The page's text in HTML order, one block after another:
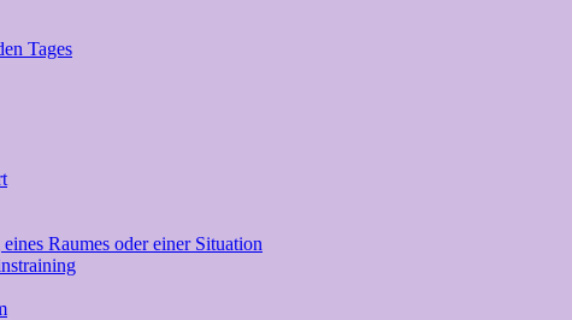
Tages
Raumes oder einer Situation